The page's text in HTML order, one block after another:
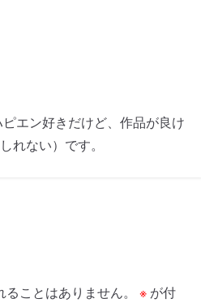
エン好きだけど、作品が良け
れない）です。
ことはありません。 ※ が付